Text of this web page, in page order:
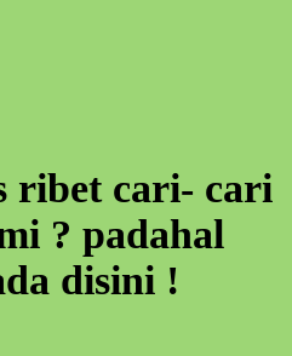
ribet cari- cari
? padahal
disini !